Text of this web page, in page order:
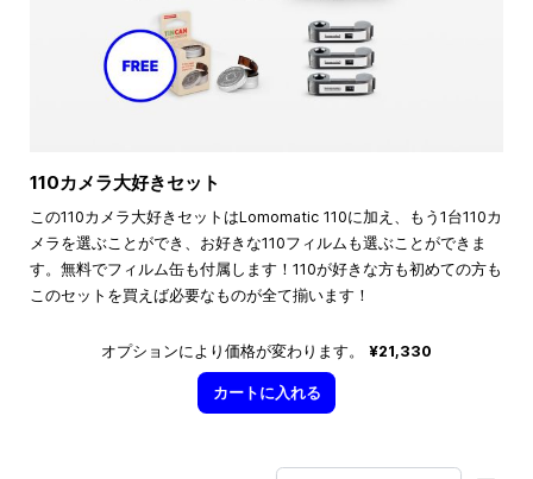
110カメラ大好きセット
この110カメラ大好きセットはLomomatic 110に加え、もう1台110カ
メラを選ぶことができ、お好きな110フィルムも選ぶことができま
す。無料でフィルム缶も付属します！110が好きな方も初めての方も
このセットを買えば必要なものが全て揃います！
オプションにより価格が変わります。 ¥21,330
カートに入れる